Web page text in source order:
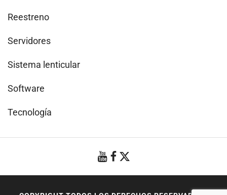
Reestreno
Servidores
Sistema lenticular
Software
Tecnología